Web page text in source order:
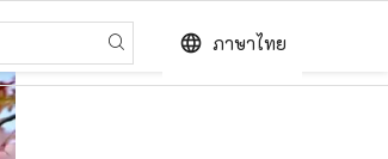
language ภาษาไทย